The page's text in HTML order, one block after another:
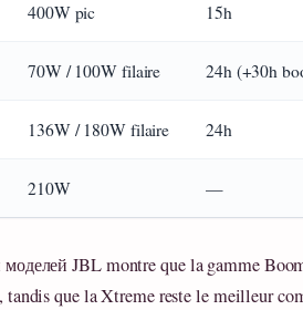
400W pic 15h
70W / 100W filaire 24h (+30h
136W / 180W filaire 24h
210W —
моделей JBL montre que la gamme
tandis que la Xtreme reste le meilleur